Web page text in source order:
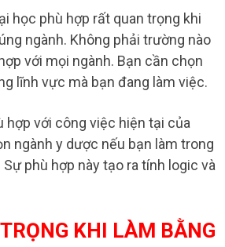
học phù hợp rất quan trọng khi
ngành. Không phải trường nào
với mọi ngành. Bạn cần chọn
lĩnh vực mà bạn đang làm việc.
hợp với công việc hiện tại của
ngành y dược nếu bạn làm trong
phù hợp này tạo ra tính logic và
KHI LÀM BẰNG